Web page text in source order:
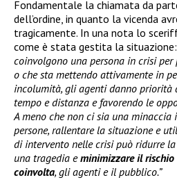
Fondamentale la chiamata da
dell’ordine, in quanto la vicenda
tragicamente. In una nota lo
come è stata gestita la situazione:
coinvolgono una persona in crisi
o che sta mettendo attivamente in
incolumità, gli agenti danno priorità
tempo e distanza e favorendo le
A meno che non ci sia una
persone, rallentare la situazione e
di intervento nelle crisi può ridurre
una tragedia eminimizzare il
coinvolta, gli agenti e il pubblico.”